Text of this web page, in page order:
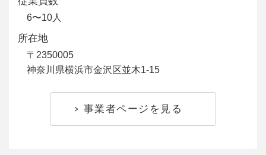
6〜10人
所在地
〒2350005
神奈川県横浜市金沢区並木1-15
事業者ページを見る